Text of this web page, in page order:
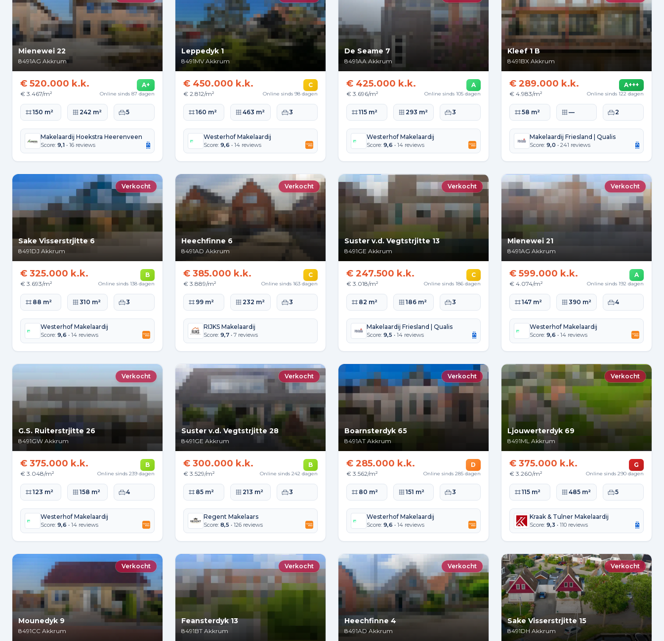
Mienewei 22
8491AG Akkrum
€ 520.000 k.k.
€ 3.467/m²
A+
Online sinds 87 dagen
Woonoppervlakte
150 m² Perceeloppervlakte
242 m² Slaapkamers
5
Makelaardij Hoekstra Heerenveen
Score: 9,1 • 16 reviews
Leppedyk 1
8491MV Akkrum
€ 450.000 k.k.
€ 2.812/m²
C
Online sinds 98 dagen
Woonoppervlakte
160 m² Perceeloppervlakte
463 m² Slaapkamers
3
Westerhof Makelaardij
Score: 9,6 • 14 reviews
De Seame 7
8491AA Akkrum
€ 425.000 k.k.
€ 3.696/m²
A
Online sinds 105 dagen
Woonoppervlakte
115 m² Perceeloppervlakte
293 m² Slaapkamers
3
Westerhof Makelaardij
Score: 9,6 • 14 reviews
Kleef 1 B
8491BX Akkrum
€ 289.000 k.k.
€ 4.983/m²
A+++
Online sinds 122 dagen
Woonoppervlakte
58 m² Perceeloppervlakte
— Slaapkamers
2
Makelaardij Friesland | Qualis
Score: 9,0 • 241 reviews
Verkocht
Sake Visserstrjitte 6
8491DJ Akkrum
€ 325.000 k.k.
€ 3.693/m²
B
Online sinds 138 dagen
Woonoppervlakte
88 m² Perceeloppervlakte
310 m² Slaapkamers
3
Westerhof Makelaardij
Score: 9,6 • 14 reviews
Verkocht
Heechfinne 6
8491AD Akkrum
€ 385.000 k.k.
€ 3.889/m²
C
Online sinds 163 dagen
Woonoppervlakte
99 m² Perceeloppervlakte
232 m² Slaapkamers
3
RIJKS Makelaardij
Score: 9,7 • 7 reviews
Verkocht
Suster v.d. Vegtstrjitte 13
8491GE Akkrum
€ 247.500 k.k.
€ 3.018/m²
C
Online sinds 186 dagen
Woonoppervlakte
82 m² Perceeloppervlakte
186 m² Slaapkamers
3
Makelaardij Friesland | Qualis
Score: 9,5 • 14 reviews
Verkocht
Mienewei 21
8491AG Akkrum
€ 599.000 k.k.
€ 4.074/m²
A
Online sinds 192 dagen
Woonoppervlakte
147 m² Perceeloppervlakte
390 m² Slaapkamers
4
Westerhof Makelaardij
Score: 9,6 • 14 reviews
Verkocht
G.S. Ruiterstrjitte 26
8491GW Akkrum
€ 375.000 k.k.
€ 3.048/m²
B
Online sinds 239 dagen
Woonoppervlakte
123 m² Perceeloppervlakte
158 m² Slaapkamers
4
Westerhof Makelaardij
Score: 9,6 • 14 reviews
Verkocht
Suster v.d. Vegtstrjitte 28
8491GE Akkrum
€ 300.000 k.k.
€ 3.529/m²
B
Online sinds 242 dagen
Woonoppervlakte
85 m² Perceeloppervlakte
213 m² Slaapkamers
3
Regent Makelaars
Score: 8,5 • 126 reviews
Verkocht
Boarnsterdyk 65
8491AT Akkrum
€ 285.000 k.k.
€ 3.562/m²
D
Online sinds 285 dagen
Woonoppervlakte
80 m² Perceeloppervlakte
151 m² Slaapkamers
3
Westerhof Makelaardij
Score: 9,6 • 14 reviews
Verkocht
Ljouwerterdyk 69
8491ML Akkrum
€ 375.000 k.k.
€ 3.260/m²
G
Online sinds 290 dagen
Woonoppervlakte
115 m² Perceeloppervlakte
485 m² Slaapkamers
5
Kraak & Tulner Makelaardij
Score: 9,3 • 110 reviews
Verkocht
Mounedyk 9
8491CC Akkrum
Verkocht
Feansterdyk 13
8491BT Akkrum
Verkocht
Heechfinne 4
8491AD Akkrum
Verkocht
Sake Visserstrjitte 15
8491DH Akkrum